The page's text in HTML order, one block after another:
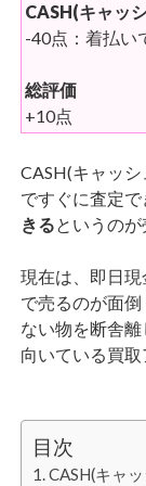
CASH(キャッ
-40点：着払い
総評価
+10点
CASH(キャッ
ですぐに査定で
きるというのが
現在は、即日
で売るのが面
ない物を断舎
向いている買取
目次
CASH(キャ